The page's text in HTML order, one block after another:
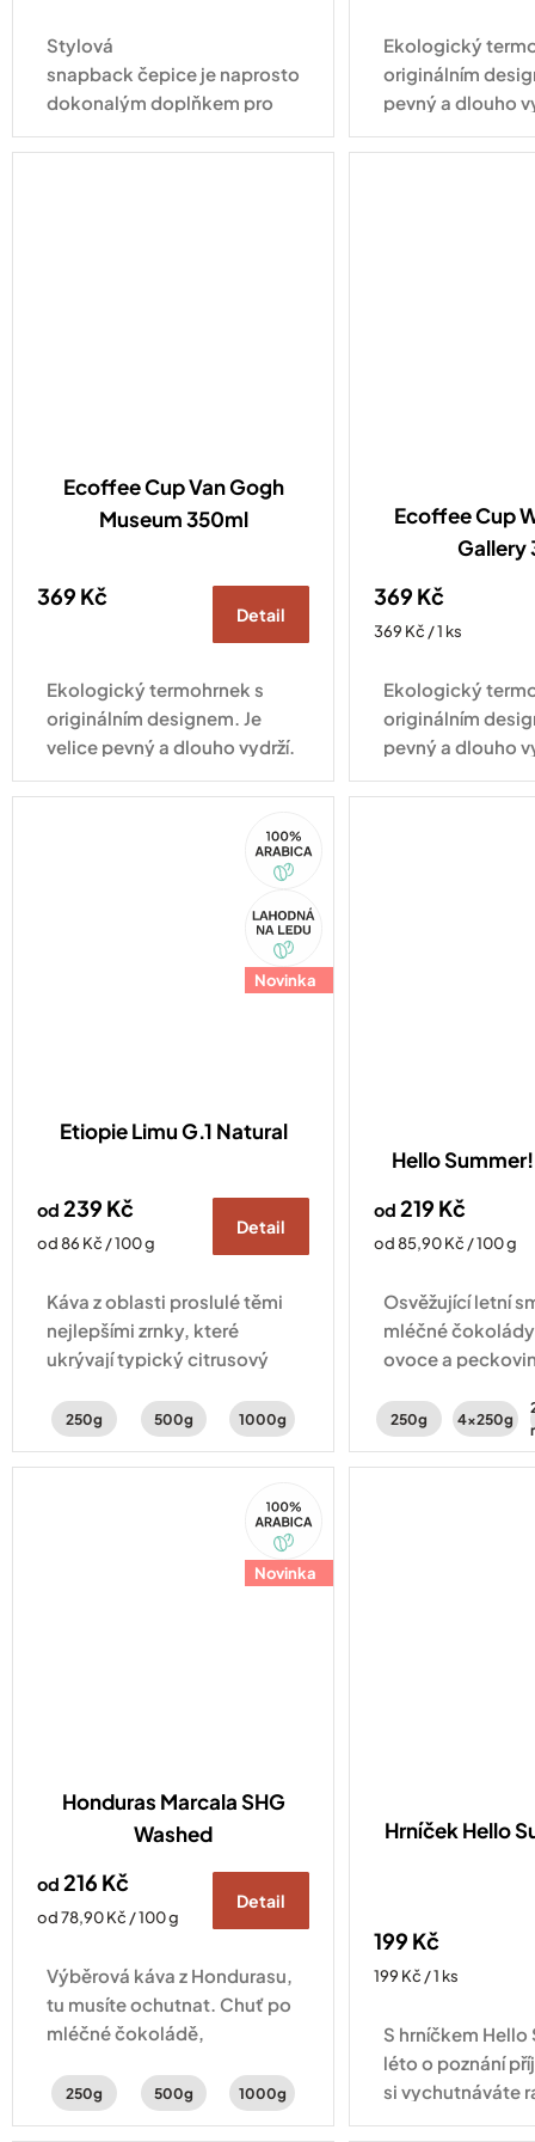
Stylová
snapback čepice je naprosto
dokonalým doplňkem pro
každodenní nošení. Tahle
varianta ve vyletněném
Ekologický
originálním
pevný a dlouho
pro každodenní
Ecoffee Cup Van Gogh
Museum 350ml
369 Kč
Detail
Ekologický termohrnek s
originálním designem. Je
velice pevný a dlouho vydrží.
Vhodný pro každodenní
využití.
Ecoffee Cup
Gallery
369 Kč
Měrná
369 Kč / 1 ks
Ekologický
originálním
pevný a dlouho
pro každodenní
Novinka
Arabica
Etiopie Limu G.1 Natural
od 239 Kč
Měrná
od 86 Kč / 100 g
Detail
Káva z oblasti proslulé těmi
nejlepšími zrnky, které
ukrývají typický citrusový
peckovin a karamelu.
250g 500g 1000g
Hello
od 219 Kč
Měrná
od 85,90 Kč / 100 g
Osvěžující letní
mléčné
ovoce a
250g 4x250g
Novinka
Arabica
Honduras Marcala SHG
Washed
od 216 Kč
Měrná
od 78,90 Kč / 100 g
Detail
Výběrová káva z Hondurasu,
tu musíte ochutnat. Chuť po
mléčné čokoládě,
aciditou.
250g 500g 1000g
Hrníček Hello
199 Kč
Měrná
199 Kč / 1 ks
S hrníčkem Hello
léto o poznání
si vychutnáváte
cappuccino na